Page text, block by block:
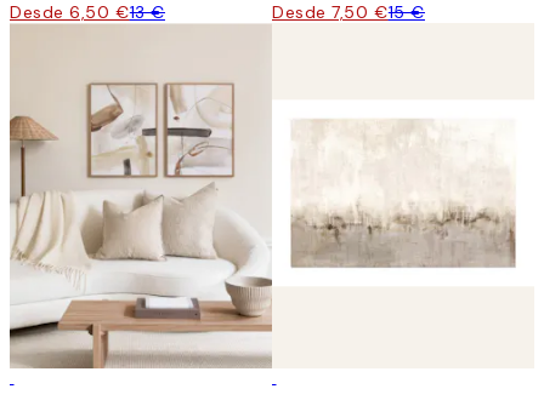
Desde 6,50 €13 € Desde 7,50 €15 €